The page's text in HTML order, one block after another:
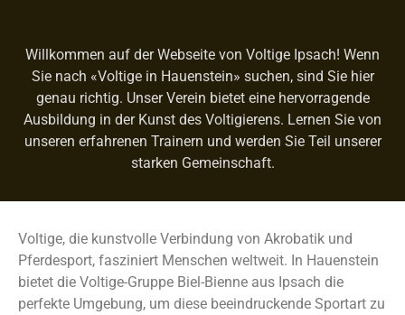
Willkommen auf der Webseite von Voltige Ipsach! Wenn
Sie nach «Voltige in Hauenstein» suchen, sind Sie hier
genau richtig. Unser Verein bietet eine hervorragende
Ausbildung in der Kunst des Voltigierens. Lernen Sie von
unseren erfahrenen Trainern und werden Sie Teil unserer
starken Gemeinschaft.
Voltige, die kunstvolle Verbindung von Akrobatik und
Pferdesport, fasziniert Menschen weltweit. In Hauenstein
bietet die Voltige-Gruppe Biel-Bienne aus Ipsach die
perfekte Umgebung, um diese beeindruckende Sportart zu